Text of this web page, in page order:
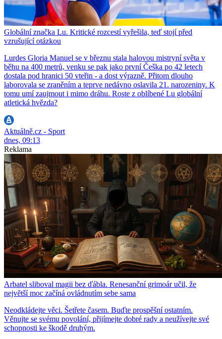
Globální značka Lu. Kritické rozcestí vyřešila, teď stojí před
vzrušující otázkou
Lurdes Gloria Manuel se v březnu stala halovou mistryní světa v
běhu na 400 metrů, venku se pak jako první Češka po 42 letech
dostala pod hranici 50 vteřin - a dost výrazně. Přitom dlouho
laborovala se zraněním a teprve nedávno oslavila 21. narozeniny. K
tomu umí zaujmout i mimo dráhu. Roste z oblíbené Lu globální
atletická hvězda?
Aktuálně.cz - Sport
dnes, 09:13
Reklama
Arbatel sliboval magii bez ďábla. Renesanční grimoár učil, že
největší moc začíná ovládnutím sebe sama
Neodkládejte věci. Šetřete časem. Buďte prospěšní ostatním.
Věnujte se svému povolání, přijímejte dobré rady a neužívejte své
schopnosti ke škodě druhým.